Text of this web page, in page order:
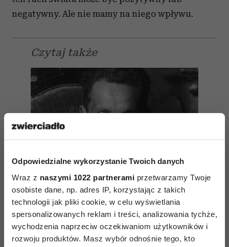
Odpowiedzialne wykorzystanie Twoich danych
Wraz z naszymi 1022 partnerami przetwarzamy Twoje
osobiste dane, np. adres IP, korzystając z takich
technologii jak pliki cookie, w celu wyświetlania
spersonalizowanych reklam i treści, analizowania tychże,
wychodzenia naprzeciw oczekiwaniom użytkowników i
rozwoju produktów. Masz wybór odnośnie tego, kto
negatywny. Ale nie mamy na niego wpływu.
Czytaj także
Martin Heidegger – 10 cytatów